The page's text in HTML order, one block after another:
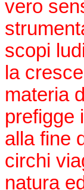
vero
scopi
la
materia
prefigge
alla fine
circhi
natura